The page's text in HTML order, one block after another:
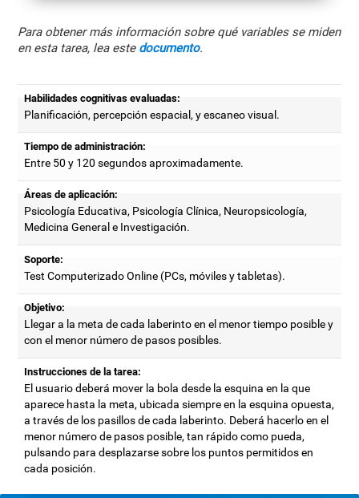
Para obtener más información sobre qué variables se miden
en esta tarea, lea este documento.
Habilidades cognitivas evaluadas:
Planificación, percepción espacial, y escaneo visual.
Tiempo de administración:
Entre 50 y 120 segundos aproximadamente.
Áreas de aplicación:
Psicología Educativa, Psicología Clínica, Neuropsicología,
Medicina General e Investigación.
Soporte:
Test Computerizado Online (PCs, móviles y tabletas).
Objetivo:
Llegar a la meta de cada laberinto en el menor tiempo posible y
con el menor número de pasos posibles.
Instrucciones de la tarea:
El usuario deberá mover la bola desde la esquina en la que
aparece hasta la meta, ubicada siempre en la esquina opuesta,
a través de los pasillos de cada laberinto. Deberá hacerlo en el
menor número de pasos posible, tan rápido como pueda,
pulsando para desplazarse sobre los puntos permitidos en
cada posición.